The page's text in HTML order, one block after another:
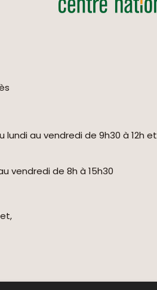
lundi au vendredi de 9h30 à 12h et
vendredi de 8h à 15h30